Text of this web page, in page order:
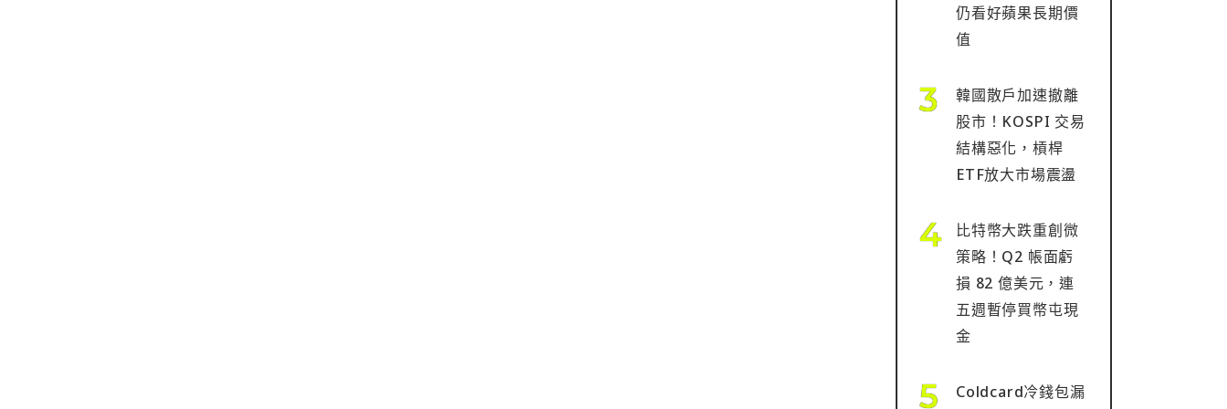
仍看好蘋果長期價
值
韓國散戶加速撤離
股市！KOSPI 交易
結構惡化，槓桿
ETF放大市場震盪
比特幣大跌重創微
策略！Q2 帳面虧
損 82 億美元，連
五週暫停買幣屯現
金
Coldcard冷錢包漏